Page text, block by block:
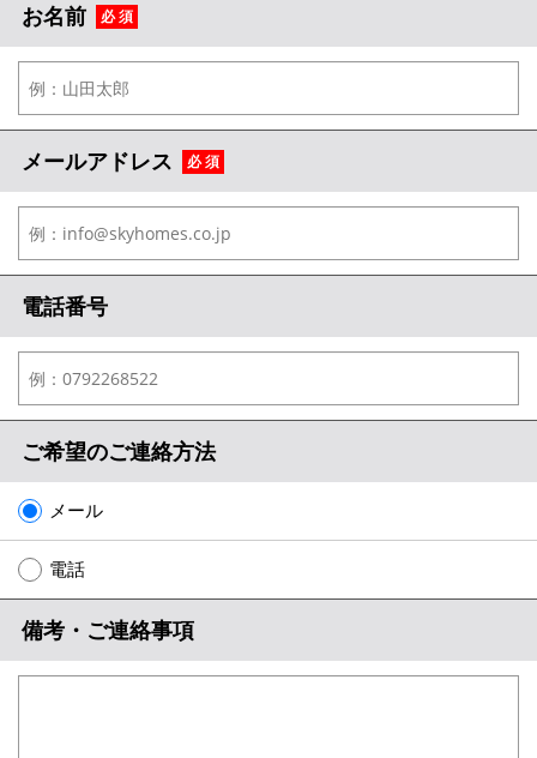
お名前 必 須
メールアドレス 必 須
電話番号
ご希望のご連絡方法
メール
電話
備考・ご連絡事項